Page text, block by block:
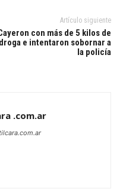
Artículo siguiente
con más de 5 kilos de
droga e intentaron sobornar a
la policía
.com.ar